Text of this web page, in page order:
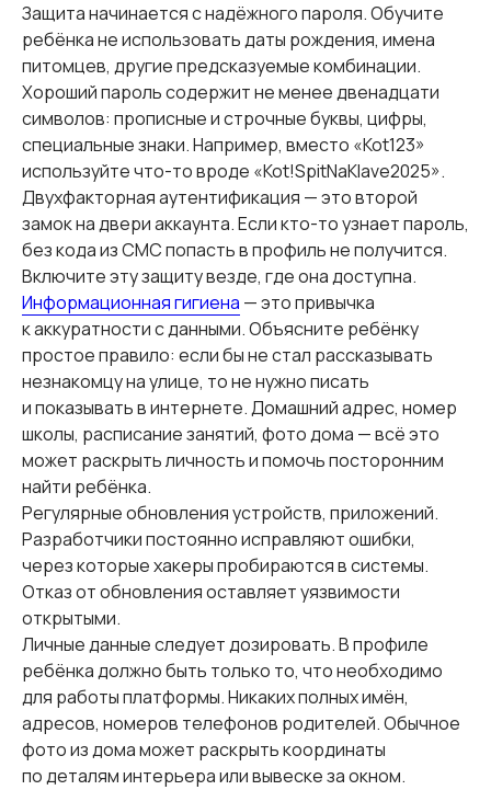
Защита начинается с надёжного пароля. Обучите
ребёнка не использовать даты рождения, имена
питомцев, другие предсказуемые комбинации.
Хороший пароль содержит не менее двенадцати
символов: прописные и строчные буквы, цифры,
специальные знаки. Например, вместо «Kot123»
используйте что-то вроде «Kot!SpitNaKlave2025».
Двухфакторная аутентификация — это второй
замок на двери аккаунта. Если кто-то узнает пароль,
без кода из СМС попасть в профиль не получится.
Включите эту защиту везде, где она доступна.
Информационная гигиена — это привычка
к аккуратности с данными. Объясните ребёнку
простое правило: если бы не стал рассказывать
незнакомцу на улице, то не нужно писать
и показывать в интернете. Домашний адрес, номер
школы, расписание занятий, фото дома — всё это
может раскрыть личность и помочь посторонним
найти ребёнка.
Регулярные обновления устройств, приложений.
Разработчики постоянно исправляют ошибки,
через которые хакеры пробираются в системы.
Отказ от обновления оставляет уязвимости
открытыми.
Личные данные следует дозировать. В профиле
ребёнка должно быть только то, что необходимо
для работы платформы. Никаких полных имён,
адресов, номеров телефонов родителей. Обычное
фото из дома может раскрыть координаты
по деталям интерьера или вывеске за окном.